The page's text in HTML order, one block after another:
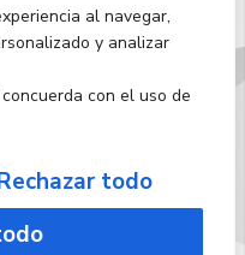
al navegar,
y analizar
con el uso de
todo
derechos